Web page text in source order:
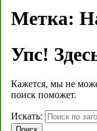
Метка:
Упс!
Кажется, мы не
поиск поможет.
Искать: